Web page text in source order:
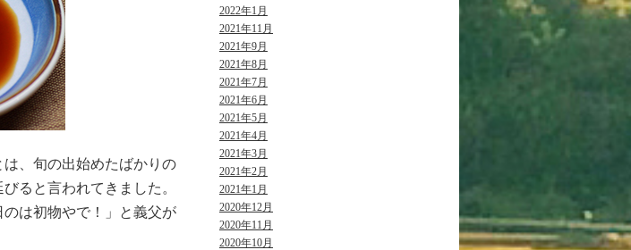
、旬の出始めたばかりの
ると言われてきました。
は初物やで！」と義父が
2022年1月
2021年11月
2021年9月
2021年8月
2021年7月
2021年6月
2021年5月
2021年4月
2021年3月
2021年2月
2021年1月
2020年12月
2020年11月
2020年10月